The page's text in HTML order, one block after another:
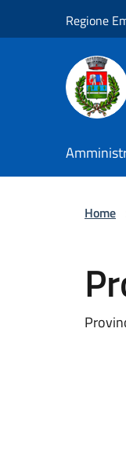
Regione
Home